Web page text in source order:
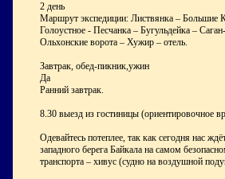
2 день
Маршрут экспедиции: Листвянка – Большие
Голоустное - Песчанка – Бугульдейка –
Ольхонские ворота – Хужир – отель.
Завтрак, обед-пикник,ужин
Да
Ранний завтрак.
8.30 выезд из гостиницы (ориентировочное
Одевайтесь потеплее, так как сегодня нас
западного берега Байкала на самом
транспорта – хивус (судно на воздушной